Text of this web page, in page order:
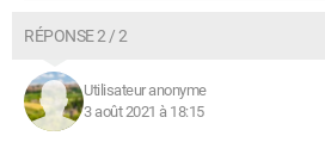
RÉPONSE 2 / 2
Utilisateur anonyme
3 août 2021 à 18:15